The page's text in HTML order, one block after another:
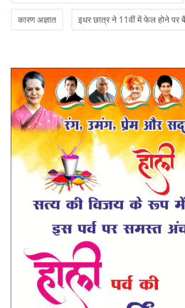
कारण अज्ञात इधर छात्र ने 11वीं में फेल होने पर